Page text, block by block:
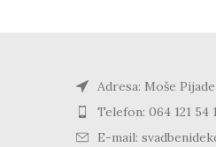
Adresa: Moše
Telefon: 064 121 54
E-mail: